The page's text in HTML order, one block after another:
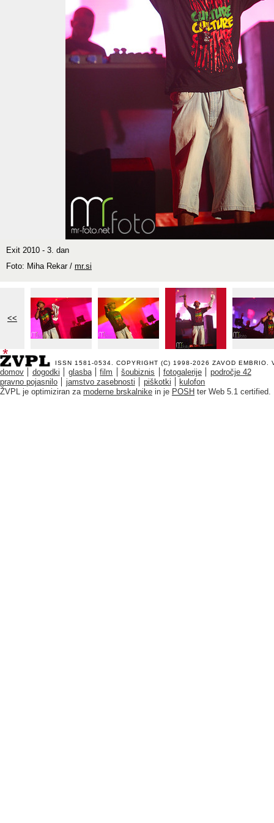
Exit 2010 - 3. dan
Foto: Miha Rekar / mr.si
<<
ISSN 1581-0534. COPYRIGHT (C) 1998-2026 ZAVOD EMBRIO .
domov dogodki glasba film šoubiznis fotogalerije
področje 42
pravno pojasnilo
jamstvo zasebnosti piškotki
kulofon
ŽVPL je optimiziran za moderne brskalnike in je POSH ter Web 5.1 certified.